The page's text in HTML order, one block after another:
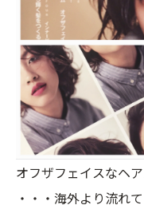
オフザフェイスなヘ
・・・海外より流れ